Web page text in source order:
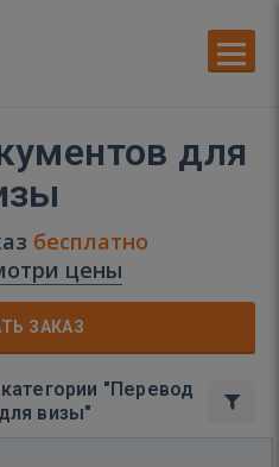
для
бесплатно
цены
ЗАКАЗ
"Перевод
визы"